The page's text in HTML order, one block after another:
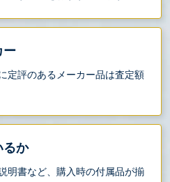
ー
定評のあるメーカー品は査定額
るか
明書など、購入時の付属品が揃